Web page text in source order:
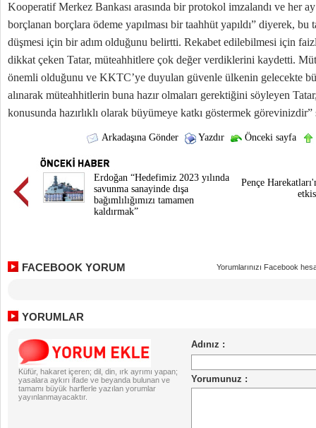
Kooperatif Merkez Bankası arasında bir protokol imzalandı ve her
borçlanan borçlara ödeme yapılması bir taahhüt yapıldı” diyerek, bu
düşmesi için bir adım olduğunu belirtti. Rekabet edilebilmesi için
dikkat çeken Tatar, müteahhitlere çok değer verdiklerini kaydetti.
önemli olduğunu ve KKTC’ye duyulan güvenle ülkenin gelecekte
alınarak müteahhitlerin buna hazır olmaları gerektiğini söyleyen
konusunda hazırlıklı olarak büyümeye katkı göstermek
Arkadaşına Gönder Yazdır Önceki sayfa
Erdoğan “Hedefimiz 2023 yılında
savunma sanayinde dışa
bağımlılığımızı tamamen
kaldırmak”
Pençe
FACEBOOK YORUM Yorumlarınızı Facebook
YORUMLAR
Küfür, hakaret içeren; dil, din, ırk ayrımı yapan;
yasalara aykırı ifade ve beyanda bulunan ve
tamamı büyük harflerle yazılan yorumlar
yayınlanmayacaktır.